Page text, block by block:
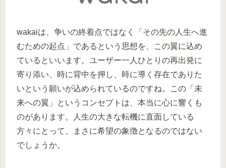
wakaiは、争いの終着点ではなく「その先の人生へ進
むための起点」であるという思想を、この翼に込め
ているといいます。ユーザー一人ひとりの再出発に
寄り添い、時に背中を押し、時に導く存在でありた
いという願いが込められているのですね。この「未
来への翼」というコンセプトは、本当に心に響くも
のがあります。人生の大きな転機に直面している
方々にとって、まさに希望の象徴となるのではない
でしょうか。